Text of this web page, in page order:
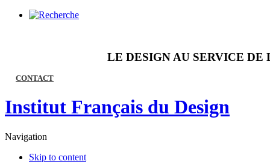
LE DESIGN AU SERVICE
CONTACT
Institut Français du Design
Navigation
Skip to content